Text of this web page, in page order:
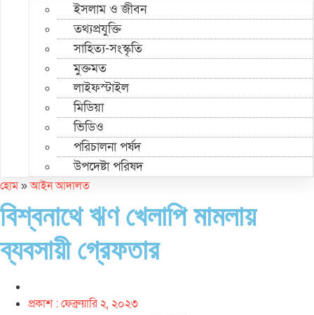
ইসলাম ও জীবন
তথ্যপ্রযুক্তি
সাহিত্য-সংস্কৃতি
মুক্তমত
লাইফস্টাইল
মিডিয়া
ভিডিও
পরিচালনা পর্ষদ
উপদেষ্টা পরিষদ
হোম»আইন আদালত
বিশ্বনাথে ঋণ খেলাপি মামলায়
ব্যবসায়ী গ্রেফতার
প্রকাশ :ফেব্রুয়ারি ২, ২০২৩